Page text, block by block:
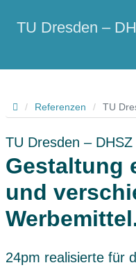
TU Dresden –
Hallo
/ Referenzen / TU
TU Dresden – DHSZ
Gestaltung
und
24pm realisierte für